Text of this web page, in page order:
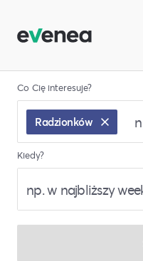
Co Cię interesuje?
Radzionków
Kiedy?